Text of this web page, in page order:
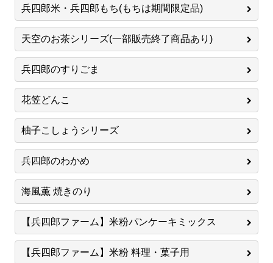
兵四郎米・兵四郎もち(もちは期間限定品)
天空のお茶シリーズ(一部販売終了商品あり)
兵四郎のすりごま
花笠どんこ
柚子こしょうシリーズ
兵四郎のわかめ
海風薫 焼きのり
【兵四郎ファーム】米粉パンケーキミックス
【兵四郎ファーム】米粉 料理・菓子用